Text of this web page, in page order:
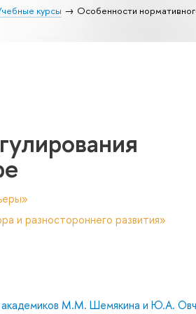
курсы
Особенности
и разностороннего развития»
академиков М.М. Шемякина и Ю.А.